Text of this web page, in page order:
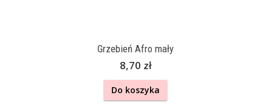
Grzebień Afro mały
8,70 zł
Do koszyka